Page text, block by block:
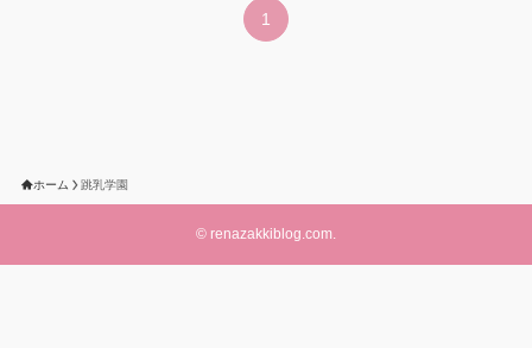
1
ホーム 跳乳学園
© renazakkiblog.com.